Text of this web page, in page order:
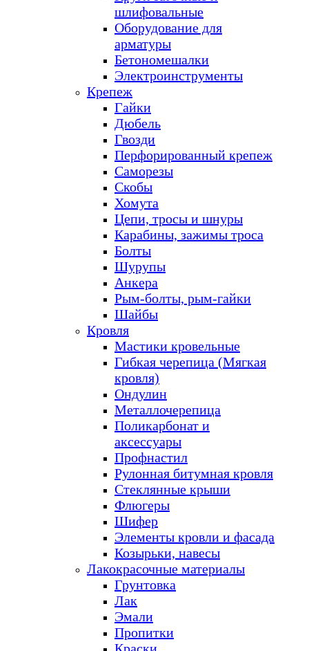
шлифовальные
Оборудование для
арматуры
Бетономешалки
Электроинструменты
Крепеж
Гайки
Дюбель
Гвозди
Перфорированный крепеж
Саморезы
Скобы
Хомута
Цепи, тросы и шнуры
Карабины, зажимы троса
Болты
Шурупы
Анкера
Рым-болты, рым-гайки
Шайбы
Кровля
Мастики кровельные
Гибкая черепица (Мягкая
кровля)
Ондулин
Металлочерепица
Поликарбонат и
аксессуары
Профнастил
Рулонная битумная кровля
Стеклянные крыши
Флюгеры
Шифер
Элементы кровли и фасада
Козырьки, навесы
Лакокрасочные материалы
Грунтовка
Лак
Эмали
Пропитки